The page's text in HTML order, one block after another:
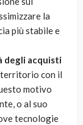
la
più stabile e
degli acquisti
territorio con il
motivo
o al suo
tecnologie